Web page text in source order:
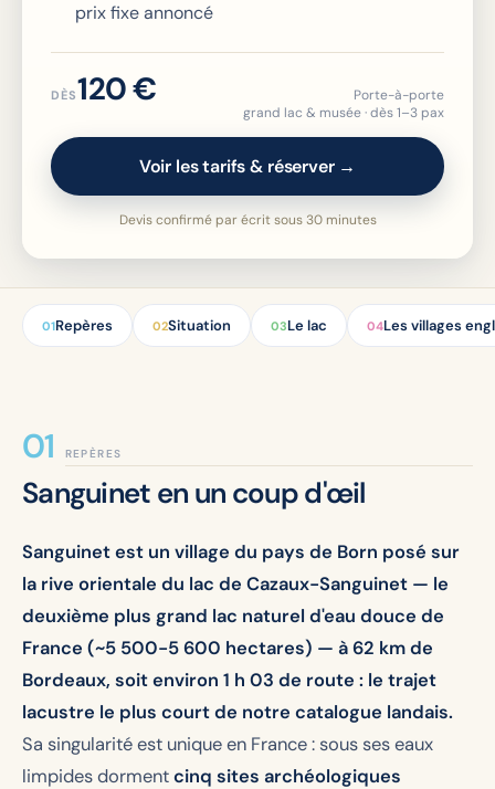
prix fixe annoncé
DÈS120€
Porte-à-porte
grand lac & musée · dès 1–3 pax
Voir les tarifs & réserver →
Devis confirmé par écrit sous 30 minutes
01Repères 02Situation 03Le lac 04Les villages
REPÈRES
Sanguinet en un coup d'œil
Sanguinet est un village du pays de Born posé sur
la rive orientale du lac de Cazaux-Sanguinet — le
deuxième plus grand lac naturel d'eau douce de
France (~5 500-5 600 hectares) — à 62 km de
Bordeaux, soit environ 1 h 03 de route : le trajet
lacustre le plus court de notre catalogue landais.
Sa singularité est unique en France : sous ses eaux
limpides dormentcinq sites archéologiques